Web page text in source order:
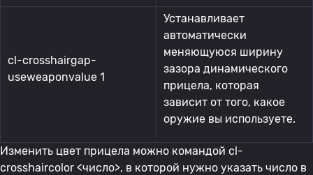
cl-crosshairgap-
useweaponvalue 1
Устанавливает
автоматически
меняющуюся ширину
зазора динамического
прицела, которая
зависит от того, какое
оружие вы используете.
Изменить цвет прицела можно командой cl-
crosshaircolor <число>, в которой нужно указать число в